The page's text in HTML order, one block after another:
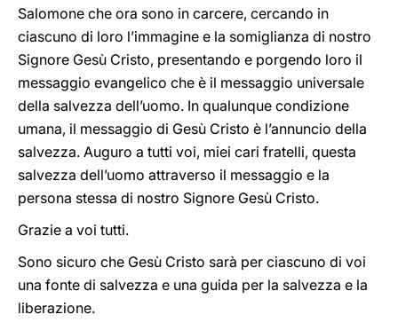
Salomone che ora sono in carcere, cercando in
ciascuno di loro l’immagine e la somiglianza di nostro
Signore Gesù Cristo, presentando e porgendo loro il
messaggio evangelico che è il messaggio universale
della salvezza dell’uomo. In qualunque condizione
umana, il messaggio di Gesù Cristo è l’annuncio della
salvezza. Auguro a tutti voi, miei cari fratelli, questa
salvezza dell’uomo attraverso il messaggio e la
persona stessa di nostro Signore Gesù Cristo.
Grazie a voi tutti.
Sono sicuro che Gesù Cristo sarà per ciascuno di voi
una fonte di salvezza e una guida per la salvezza e la
liberazione.